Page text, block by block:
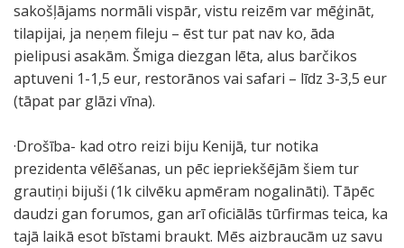
sakošļājams normāli vispār, vistu reizēm var mēģināt,
tilapijai, ja neņem fileju – ēst tur pat nav ko, āda
pielipusi asakām. Šmiga diezgan lēta, alus barčikos
aptuveni 1-1,5 eur, restorānos vai safari – līdz 3-3,5 eur
(tāpat par glāzi vīna).
·Drošība- kad otro reizi biju Kenijā, tur notika
prezidenta vēlēšanas, un pēc iepriekšējām šiem tur
grautiņi bijuši (1k cilvēku apmēram nogalināti). Tāpēc
daudzi gan forumos, gan arī oficiālās tūrfirmas teica, ka
tajā laikā esot bīstami braukt. Mēs aizbraucām uz savu